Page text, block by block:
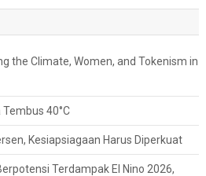
the Climate, Women, and Tokenism in
40°C
Kesiapsiagaan Harus Diperkuat
Terdampak El Nino 2026,